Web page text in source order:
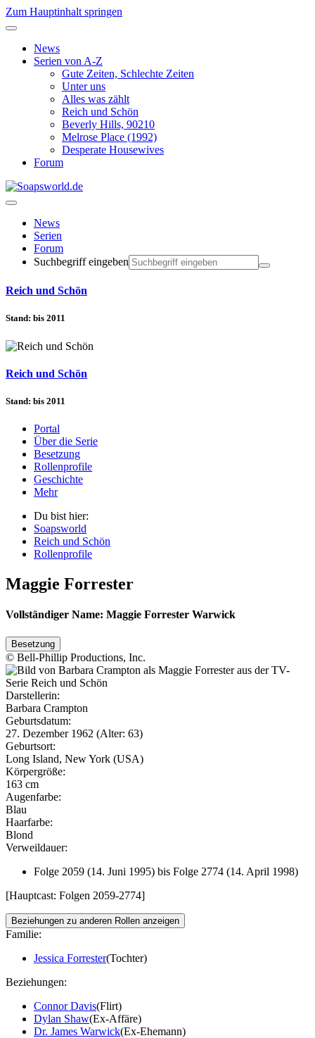
Zum Hauptinhalt springen
News
Serien von A-Z
Gute Zeiten, Schlechte Zeiten
Unter uns
Alles was zählt
Reich und Schön
Beverly Hills, 90210
Melrose Place (1992)
Desperate Housewives
Forum
News
Serien
Forum
Suchbegriff eingeben
Reich und Schön
Stand: bis 2011
Reich und Schön
Stand: bis 2011
Portal
Über die Serie
Besetzung
Rollenprofile
Geschichte
Mehr
Du bist hier:
Soapsworld
Reich und Schön
Rollenprofile
Maggie Forrester
Vollständiger Name: Maggie Forrester Warwick
Besetzung
© Bell-Phillip Productions, Inc.
Darstellerin:
Barbara Crampton
Geburtsdatum:
27. Dezember 1962 (Alter: 63)
Geburtsort:
Long Island, New York (USA)
Körpergröße:
163 cm
Augenfarbe:
Blau
Haarfarbe:
Blond
Verweildauer:
Folge 2059 (14. Juni 1995) bis Folge 2774 (14. April 1998)
[Hauptcast: Folgen 2059-2774]
Beziehungen zu anderen Rollen anzeigen
Familie:
Jessica Forrester(Tochter)
Beziehungen:
Connor Davis(Flirt)
Dylan Shaw(Ex-Affäre)
Dr. James Warwick(Ex-Ehemann)